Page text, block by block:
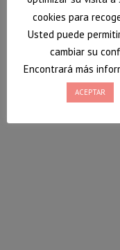
cookies para
Usted puede
cambiar su
Encontrará más
ACEPTAR